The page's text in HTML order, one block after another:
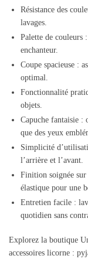
Résistance des
lavages.
Palette de couleurs
enchanteur.
Coupe spacieuse :
optimal.
Fonctionnalité
objets.
Capuche fantaisie :
que des yeux
Simplicité
l’arrière et l’avant.
Finition soignée sur
élastique pour une
Entretien facile :
quotidien sans
Explorez la boutique
accessoires licorne :